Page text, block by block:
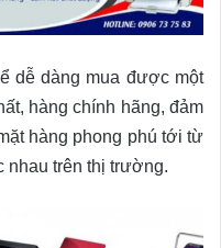
dễ dàng mua được một
hàng chính hãng, đảm
hàng phong phú tới từ
nhau trên thị trường.